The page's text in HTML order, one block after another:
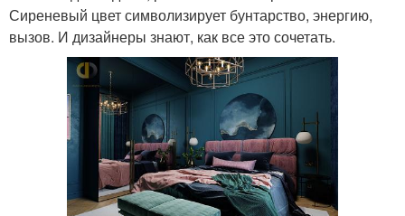
Сиреневый цвет символизирует бунтарство, энергию,
вызов. И дизайнеры знают, как все это сочетать.